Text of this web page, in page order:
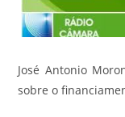
José Antonio
sobre o